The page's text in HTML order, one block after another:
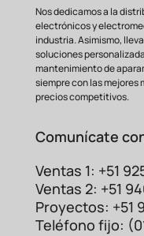
Nos dedicamos a la
electrónicos y
industria. Asimismo,
soluciones
mantenimiento de
siempre con las mejores
precios competitivos.
Comunícate
Ventas 1: +51
Ventas 2: +51
Proyectos: +51
Teléfono fijo: